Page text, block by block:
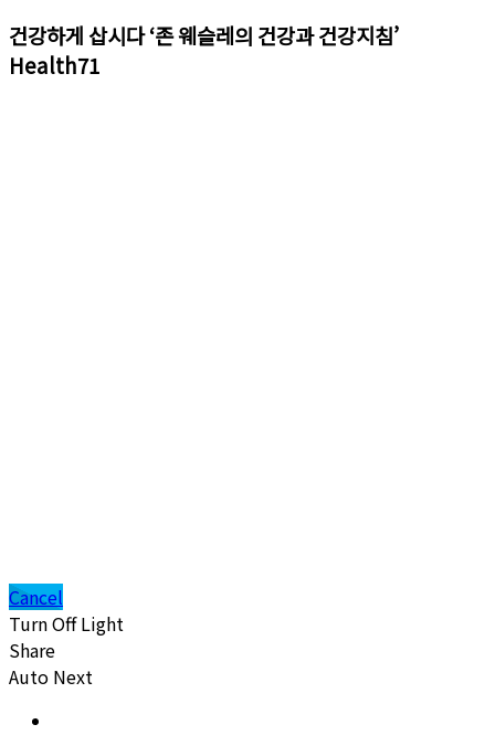
건강하게 삽시다 ‘존 웨슬레의 건강과 건강지침’
Health71
Cancel
Turn Off Light
Share
Auto Next